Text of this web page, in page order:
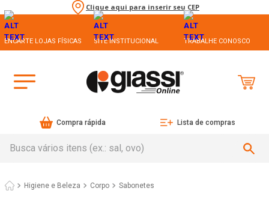
Clique aqui para inserir seu CEP
ENCARTE LOJAS FÍSICAS SITE INSTITUCIONAL TRABALHE CONOSCO
Compra rápida Lista de compras
Higiene e Beleza Corpo Sabonetes